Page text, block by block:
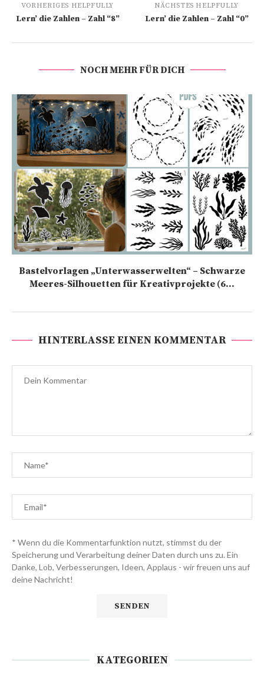
VORHERIGES HELPFULLY
Lern’ die Zahlen – Zahl “8”
NÄCHSTES HELPFULLY
Lern’ die Zahlen – Zahl “0”
NOCH MEHR FÜR DICH
Bastelvorlagen „Unterwasserwelten“ – Schwarze
Meeres-Silhouetten für Kreativprojekte (6...
HINTERLASSE EINEN KOMMENTAR
* Wenn du die Kommentarfunktion nutzt, stimmst du der
Speicherung und Verarbeitung deiner Daten durch uns zu. Ein
Danke, Lob, Verbesserungen, Ideen, Applaus - wir freuen uns auf
deine Nachricht!
KATEGORIEN